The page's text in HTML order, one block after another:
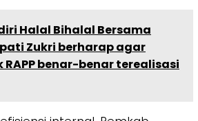
Halal Bihalal Bersama
Zukri berharap agar
benar-benar terealisasi